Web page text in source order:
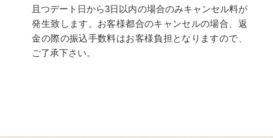
且つデート日から3日以内の場合のみキャンセル料が
発生致します。お客様都合のキャンセルの場合、返
金の際の振込手数料はお客様負担となりますので、
ご了承下さい。